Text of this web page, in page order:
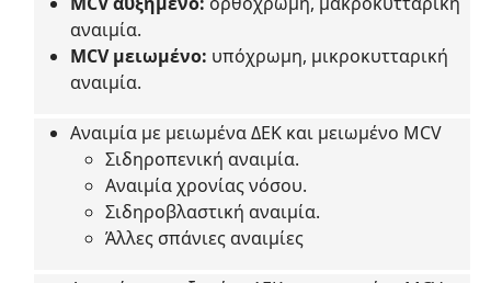
αναιμία.
MCV μειωμένο: υπόχρωμη, μικροκυτταρική
αναιμία.
Αναιμία με μειωμένα ΔΕΚ και μειωμένο MCV
Σιδηροπενική αναιμία.
Αναιμία χρονίας νόσου.
Σιδηροβλαστική αναιμία.
Άλλες σπάνιες αναιμίες